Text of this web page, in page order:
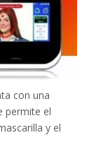
con una
permite el
y el